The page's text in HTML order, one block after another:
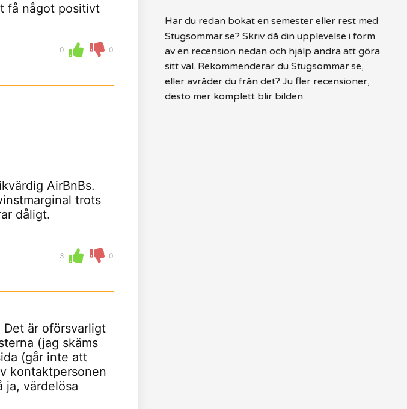
få något positivt
0 0
AirBnBs.
trots
dåligt.
3 0
är oförsvarligt
(jag skäms
(går inte att
kontaktpersonen
ja, värdelösa
Har du redan bokat en semester eller rest med
Stugsommar.se? Skriv då din upplevelse i form
av en recension nedan och hjälp andra att göra
sitt val. Rekommenderar du Stugsommar.se,
eller avråder du från det? Ju fler recensioner,
desto mer komplett blir bilden.